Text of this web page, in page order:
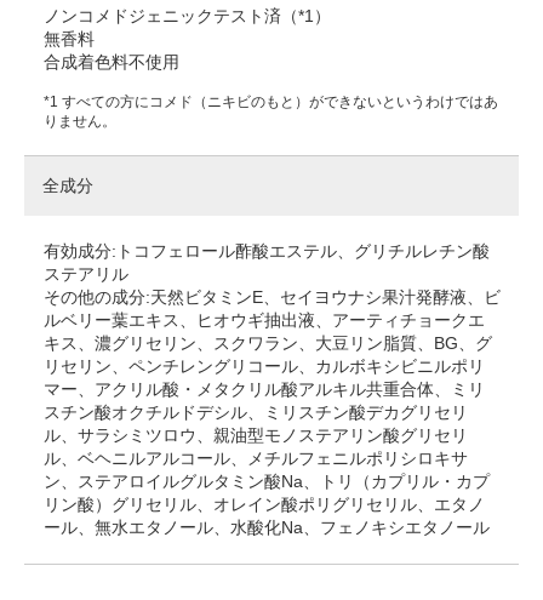
ノンコメドジェニックテスト済（*1）
無香料
合成着色料不使用
*1 すべての方にコメド（ニキビのもと）ができないというわけではあ
りません。
全成分
有効成分:トコフェロール酢酸エステル、グリチルレチン酸
ステアリル
その他の成分:天然ビタミンE、セイヨウナシ果汁発酵液、ビ
ルベリー葉エキス、ヒオウギ抽出液、アーティチョークエ
キス、濃グリセリン、スクワラン、大豆リン脂質、BG、グ
リセリン、ペンチレングリコール、カルボキシビニルポリ
マー、アクリル酸・メタクリル酸アルキル共重合体、ミリ
スチン酸オクチルドデシル、ミリスチン酸デカグリセリ
ル、サラシミツロウ、親油型モノステアリン酸グリセリ
ル、ベヘニルアルコール、メチルフェニルポリシロキサ
ン、ステアロイルグルタミン酸Na、トリ（カプリル・カプ
リン酸）グリセリル、オレイン酸ポリグリセリル、エタノ
ール、無水エタノール、水酸化Na、フェノキシエタノール